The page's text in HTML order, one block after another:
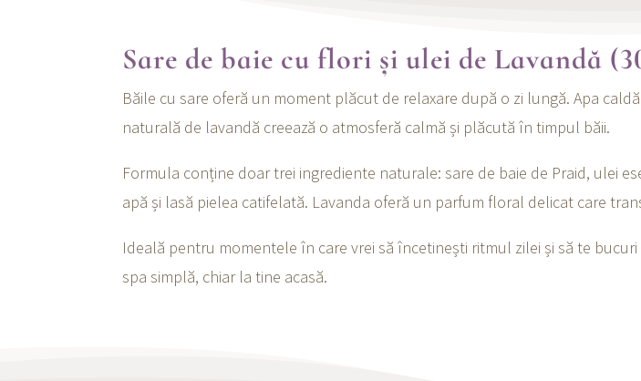
Sare de baie cu flori și ulei de Lavandă
Băile cu sare oferă un moment plăcut de relaxare după o zi lungă. Apa
naturală de lavandă creează o atmosferă calmă și plăcută în timpul băii.
Formula conține doar trei ingrediente naturale: sare de baie de Praid, ulei
apă și lasă pielea catifelată. Lavanda oferă un parfum floral delicat care
Ideală pentru momentele în care vrei să încetinești ritmul zilei și să te
spa simplă, chiar la tine acasă.